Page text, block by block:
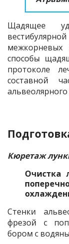
Щадящее
способы
протоколе
составной
альвеолярного
Кюретаж
Очистка
Стенки
фрезой с
бором с